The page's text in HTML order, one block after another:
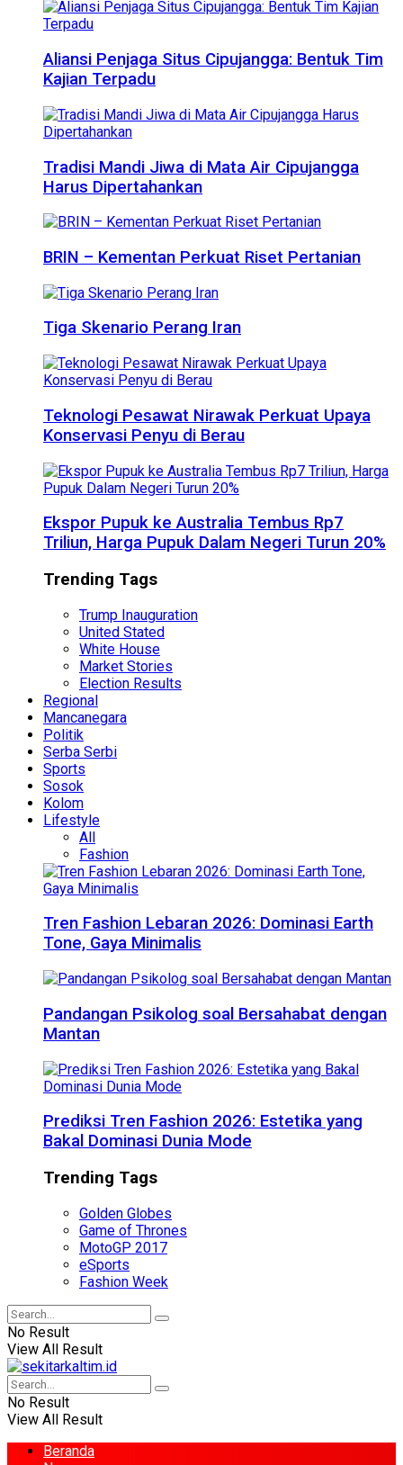
Aliansi Penjaga Situs Cipujangga: Bentuk Tim
Kajian Terpadu
Tradisi Mandi Jiwa di Mata Air Cipujangga
Harus Dipertahankan
BRIN – Kementan Perkuat Riset Pertanian
Tiga Skenario Perang Iran
Teknologi Pesawat Nirawak Perkuat Upaya
Konservasi Penyu di Berau
Ekspor Pupuk ke Australia Tembus Rp7
Triliun, Harga Pupuk Dalam Negeri Turun 20%
Trending Tags
Trump Inauguration
United Stated
White House
Market Stories
Election Results
Regional
Mancanegara
Politik
Serba Serbi
Sports
Sosok
Kolom
Lifestyle
All
Fashion
Tren Fashion Lebaran 2026: Dominasi Earth
Tone, Gaya Minimalis
Pandangan Psikolog soal Bersahabat dengan
Mantan
Prediksi Tren Fashion 2026: Estetika yang
Bakal Dominasi Dunia Mode
Trending Tags
Golden Globes
Game of Thrones
MotoGP 2017
eSports
Fashion Week
No Result
View All Result
No Result
View All Result
Beranda